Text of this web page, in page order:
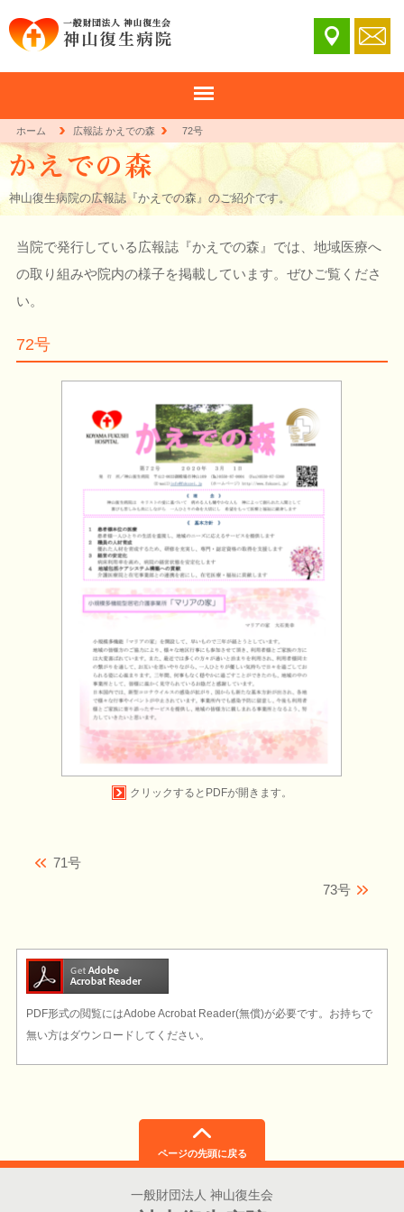
ホーム 広報誌 かえでの森 72号
神山復生病院の広報誌『かえでの森』のご紹介です。
当院で発行している広報誌『かえでの森』では、地域医療へ
の取り組みや院内の様子を掲載しています。ぜひご覧くださ
い。
72号
71号
73号
PDF形式の閲覧にはAdobe Acrobat Reader(無償)が必要です。お持ちで
無い方はダウンロードしてください。
ページの先頭に戻る
一般財団法人 神山復生会